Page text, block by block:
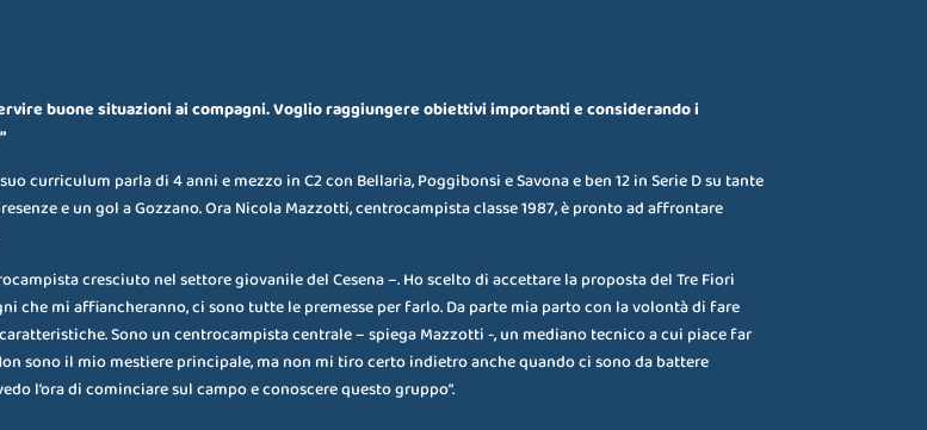
buone situazioni ai compagni. Voglio raggiungere obiettivi importanti e considerando i
curriculum parla di 4 anni e mezzo in C2 con Bellaria, Poggibonsi e Savona e ben 12 in Serie D su tante
e un gol a Gozzano. Ora Nicola Mazzotti, centrocampista classe 1987, è pronto ad affrontare
cresciuto nel settore giovanile del Cesena –. Ho scelto di accettare la proposta del Tre Fiori
mi affiancheranno, ci sono tutte le premesse per farlo. Da parte mia parto con la volontà di fare
Sono un centrocampista centrale – spiega Mazzotti -, un mediano tecnico a cui piace far
sono il mio mestiere principale, ma non mi tiro certo indietro anche quando ci sono da battere
l’ora di cominciare sul campo e conoscere questo gruppo”.